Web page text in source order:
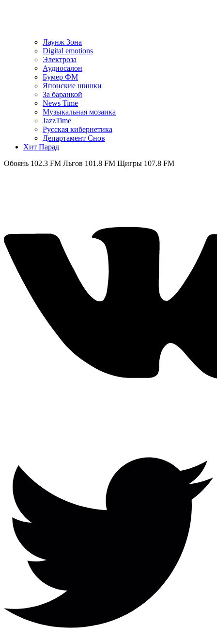
Лаунж Зона
Digital emotions
Электроза
Аудиосалон
Бумер ФМ
Японскиe шишки
За баранкой
News Time
Музыкальная мозаика
JazzTime
Русская кибернетика
Департамент Снов
Хит Парад
FM Льгов 101.8 FM Щигры 107.8 FM